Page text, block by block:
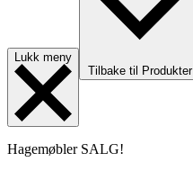
Lukk meny
Tilbake til Produkter
Hagemøbler SALG!